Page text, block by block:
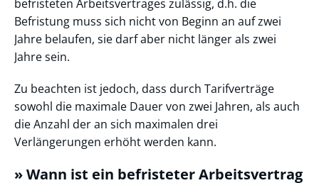
befristeten Arbeitsvertrages zulässig, d.h. die
Befristung muss sich nicht von Beginn an auf zwei
Jahre belaufen, sie darf aber nicht länger als zwei
Jahre sein.
Zu beachten ist jedoch, dass durch Tarifverträge
sowohl die maximale Dauer von zwei Jahren, als auch
die Anzahl der an sich maximalen drei
Verlängerungen erhöht werden kann.
» Wann ist ein befristeter Arbeitsvertrag